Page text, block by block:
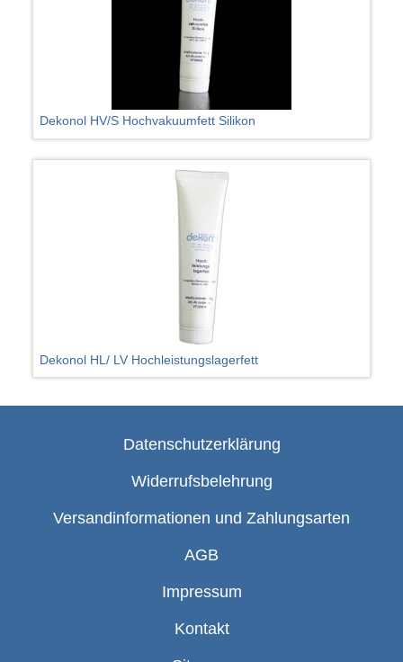
Dekonol HV/S Hochvakuumfett Silikon
Dekonol HL/ LV Hochleistungslagerfett
Datenschutzerklärung
Widerrufsbelehrung
Versandinformationen und Zahlungsarten
AGB
Impressum
Kontakt